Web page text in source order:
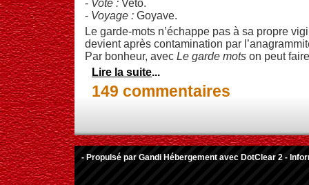
- Vote : Veto.
- Voyage : Goyave.
Le garde-mots n’échappe pas à sa propre
devient après contamination par
Par bonheur, avec Le garde mots on peut
Lire la suite...
149 commentaires
- Propulsé par Gandi Hébergement avec DotClear 2 -